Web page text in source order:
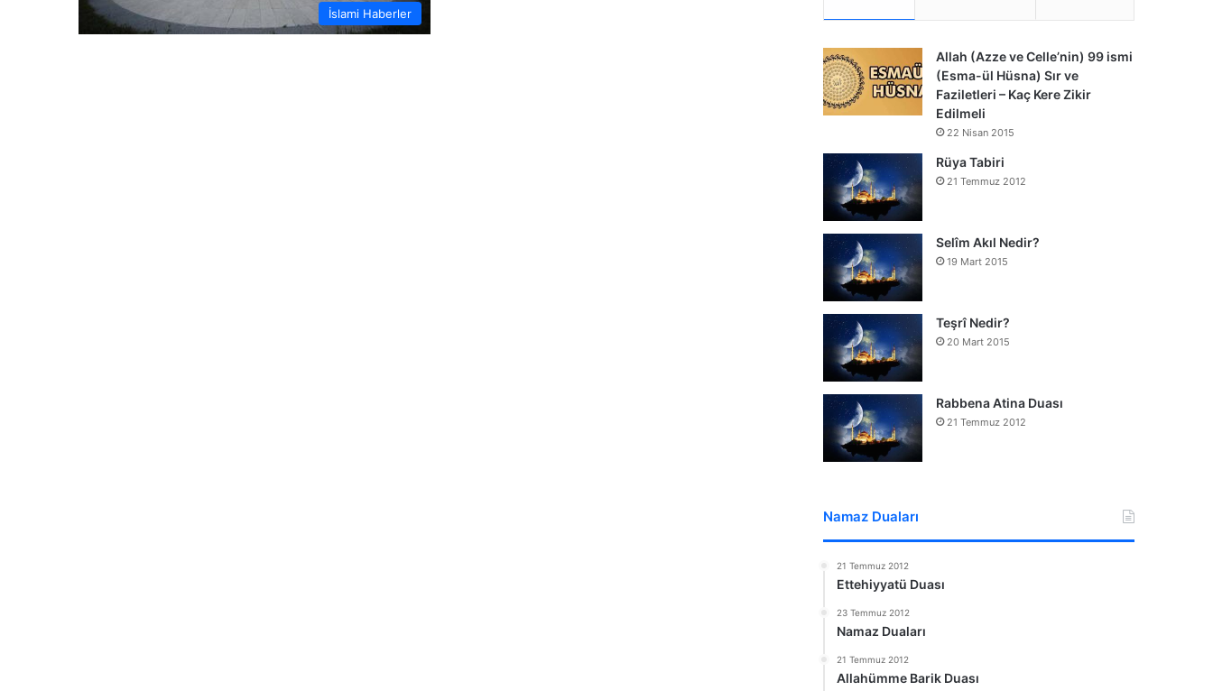
İslami Haberler
Allah (Azze ve Celle’nin) 99 ismi
(Esma-ül Hüsna) Sır ve
Faziletleri – Kaç Kere Zikir
Edilmeli
22 Nisan 2015
Rüya Tabiri
21 Temmuz 2012
Selîm Akıl Nedir?
19 Mart 2015
Teşrî Nedir?
20 Mart 2015
Rabbena Atina Duası
21 Temmuz 2012
Namaz Duaları
21 Temmuz 2012
Ettehiyyatü Duası
23 Temmuz 2012
Namaz Duaları
21 Temmuz 2012
Allahümme Barik Duası